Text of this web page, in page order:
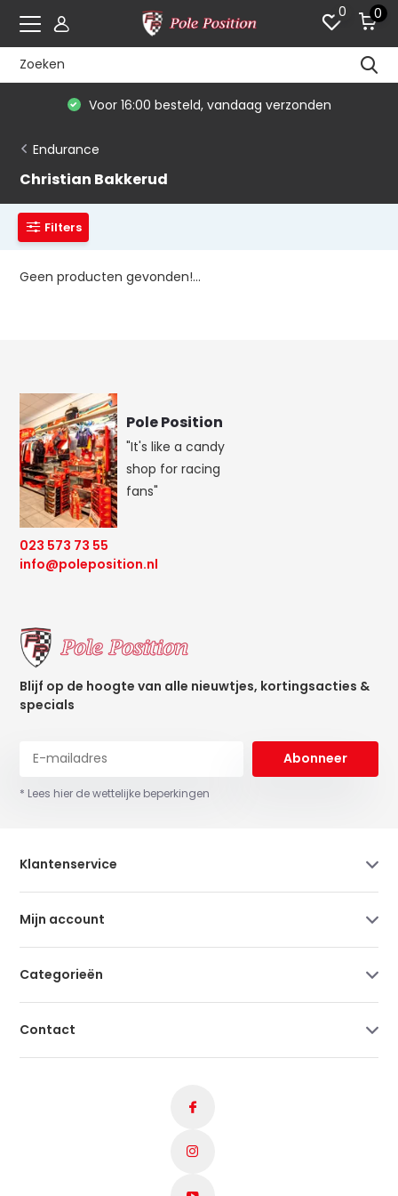
0 0
Voor 16:00 besteld, vandaag verzonden
Endurance
Christian Bakkerud
Filters
Geen producten gevonden!...
Pole Position
"It's like a candy
shop for racing
fans"
023 573 73 55
info@poleposition.nl
Blijf op de hoogte van alle nieuwtjes, kortingsacties &
specials
Abonneer
* Lees hier de wettelijke beperkingen
Klantenservice
Mijn account
Categorieën
Contact